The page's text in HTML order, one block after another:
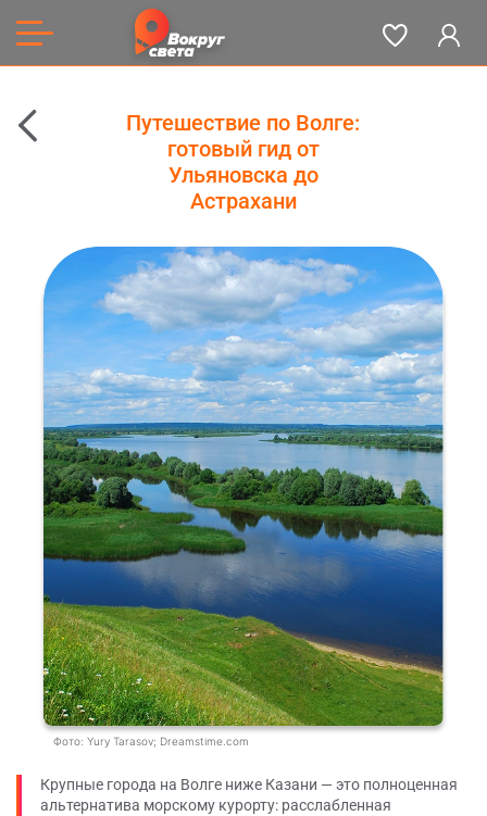
Путешествие по Волге:
готовый гид от
Ульяновска до
Астрахани
Фото: Yury Tarasov; Dreamstime.com
Крупные города на Волге ниже Казани — это полноценная
альтернатива морскому курорту: расслабленная